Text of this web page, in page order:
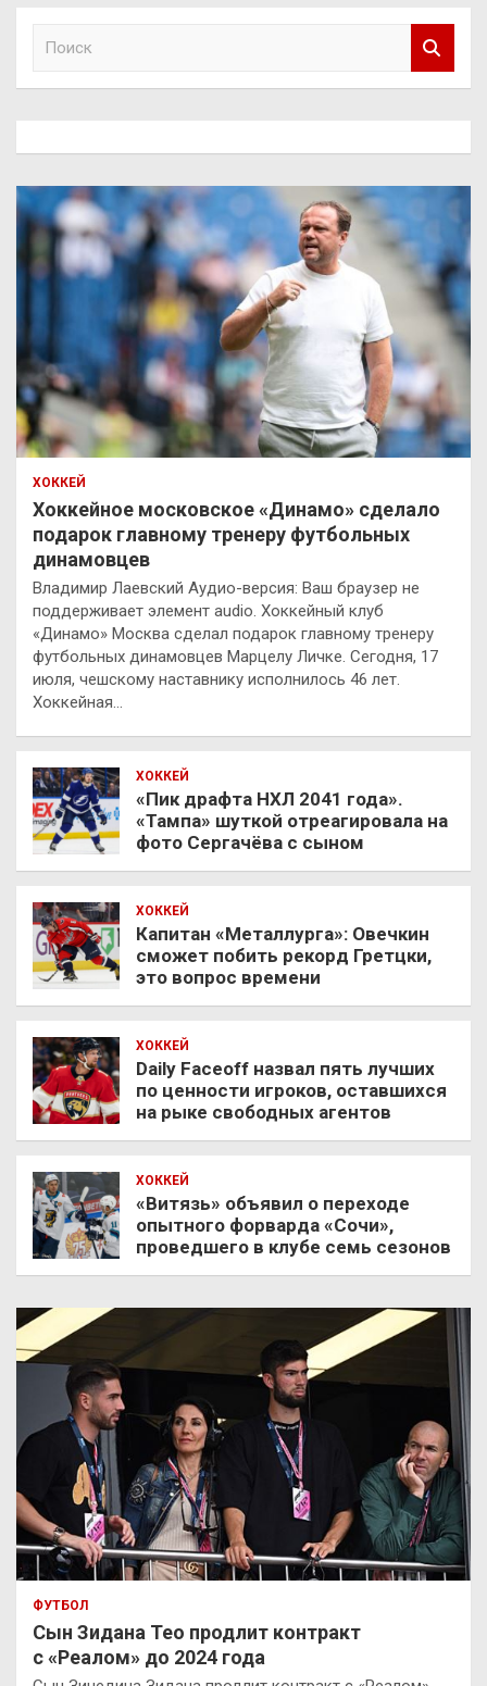
ХОККЕЙ
Хоккейное московское «Динамо» сделало
подарок главному тренеру футбольных
динамовцев
Владимир Лаевский Аудио-версия: Ваш браузер не
поддерживает элемент audio. Хоккейный клуб
«Динамо» Москва сделал подарок главному тренеру
футбольных динамовцев Марцелу Личке. Сегодня, 17
июля, чешскому наставнику исполнилось 46 лет.
Хоккейная…
ХОККЕЙ
«Пик драфта НХЛ 2041 года».
«Тампа» шуткой отреагировала на
фото Сергачёва с сыном
ХОККЕЙ
Капитан «Металлурга»: Овечкин
сможет побить рекорд Гретцки,
это вопрос времени
ХОККЕЙ
Daily Faceoff назвал пять лучших
по ценности игроков, оставшихся
на рыке свободных агентов
ХОККЕЙ
«Витязь» объявил о переходе
опытного форварда «Сочи»,
проведшего в клубе семь сезонов
ФУТБОЛ
Сын Зидана Тео продлит контракт
с «Реалом» до 2024 года